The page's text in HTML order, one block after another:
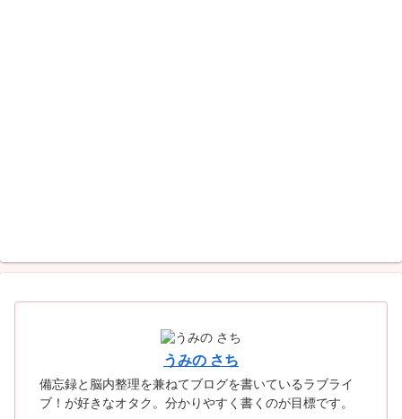
うみの さち
備忘録と脳内整理を兼ねてブログを書いているラブライ
ブ！が好きなオタク。分かりやすく書くのが目標です。